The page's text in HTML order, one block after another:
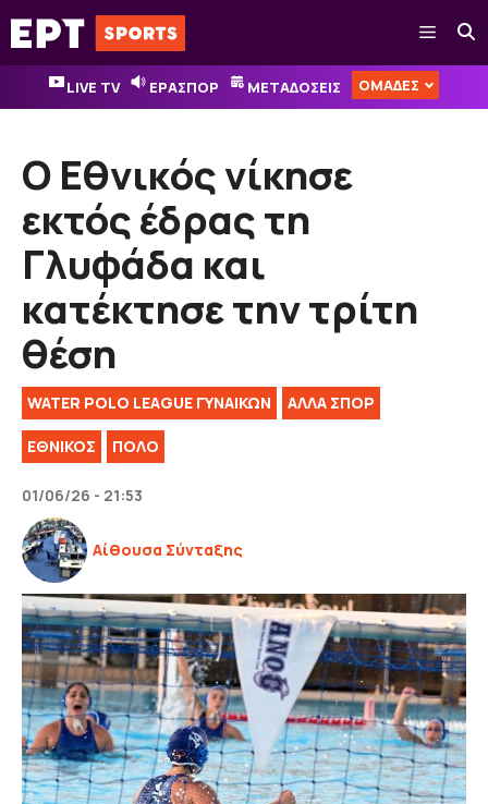
Μετάβαση
σε
περιεχόμενο
Μενού
LIVE TV ΕΡΑΣΠΟΡ ΜΕΤΑΔΟΣΕΙΣ ΟΜΑΔΕΣ
Ο Εθνικός νίκησε
εκτός έδρας τη
Γλυφάδα και
κατέκτησε την τρίτη
θέση
WATER POLO LEAGUE ΓΥΝΑΙΚΏΝ ΑΛΛΑ ΣΠΟΡ
ΕΘΝΙΚΟΣ ΠΟΛΟ
01/06/26 - 21:53
Αίθουσα Σύνταξης